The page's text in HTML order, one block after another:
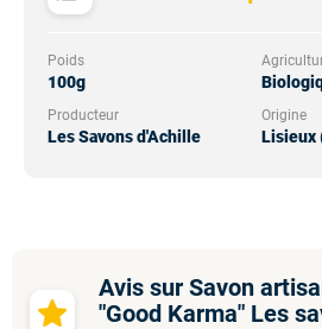
Poids
100g
Producteur
Les Savons d'Achille
Origine
Lisieux
Avis sur Savon
"Good Karma" Les